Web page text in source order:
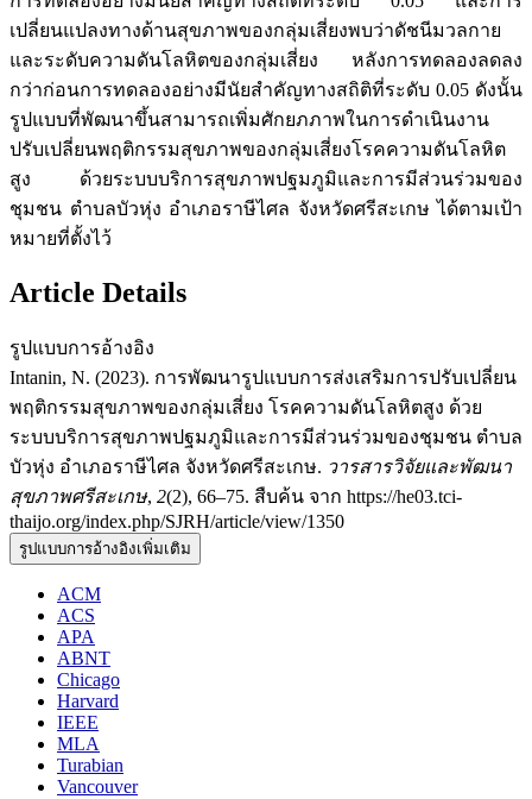
เปลี่ยนแปลงทางด้านสุขภาพของกลุ่มเสี่ยงพบว่าดัชนีมวลกาย
และระดับความดันโลหิตของกลุ่มเสี่ยง หลังการทดลองลดลง
กว่าก่อนการทดลองอย่างมีนัยสำคัญทางสถิติที่ระดับ 0.05 ดังนั้น
รูปแบบที่พัฒนาขึ้นสามารถเพิ่มศักยภภาพในการดำเนินงาน
ปรับเปลี่ยนพฤติกรรมสุขภาพของกลุ่มเสี่ยงโรคความดันโลหิต
สูง ด้วยระบบบริการสุขภาพปฐมภูมิและการมีส่วนร่วมของ
ชุมชน ตำบลบัวหุ่ง อำเภอราษีไศล จังหวัดศรีสะเกษ ได้ตามเป้า
หมายที่ตั้งไว้
Article Details
รูปแบบการอ้างอิง
Intanin, N. (2023). การพัฒนารูปแบบการส่งเสริมการปรับเปลี่ยน
พฤติกรรมสุขภาพของกลุ่มเสี่ยง โรคความดันโลหิตสูง ด้วย
ระบบบริการสุขภาพปฐมภูมิและการมีส่วนร่วมของชุมชน ตำบล
บัวหุ่ง อำเภอราษีไศล จังหวัดศรีสะเกษ. วารสารวิจัยและพัฒนา
สุขภาพศรีสะเกษ, 2(2), 66–75. สืบค้น จาก https://he03.tci-
thaijo.org/index.php/SJRH/article/view/1350
รูปแบบการอ้างอิงเพิ่มเติม
ACM
ACS
APA
ABNT
Chicago
Harvard
IEEE
MLA
Turabian
Vancouver